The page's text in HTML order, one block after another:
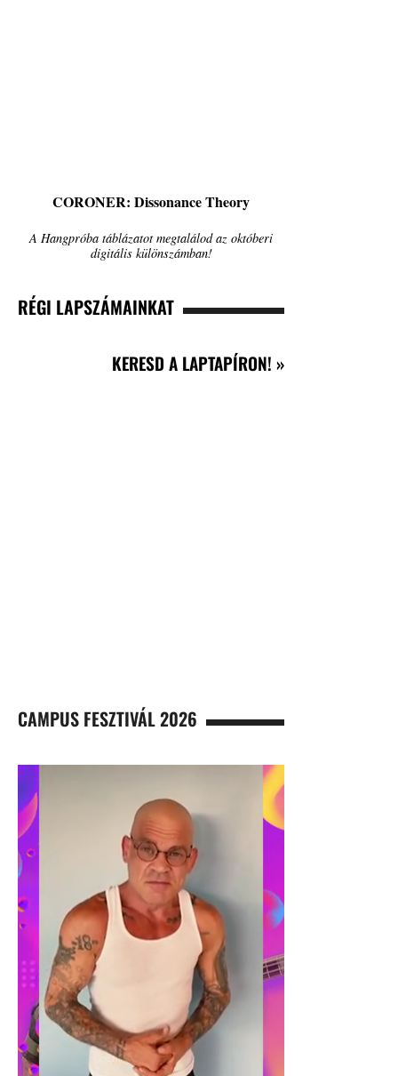
CORONER: Dissonance Theory
A Hangpróba táblázatot megtalálod az októberi
digitális különszámban!
RÉGI LAPSZÁMAINKAT
KERESD A LAPTAPÍRON! »
CAMPUS FESZTIVÁL 2026